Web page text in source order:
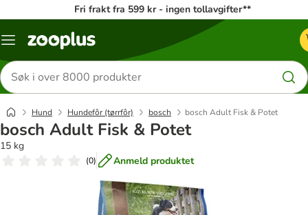
Fri frakt fra 599 kr - ingen tollavgifter**
Katalogmeny
Søk
etter
produkter
Hund Hundefôr (tørrfôr) bosch bosch Adult Fisk & Potet
bosch Adult Fisk & Potet
15 kg
(0) Anmeld produktet